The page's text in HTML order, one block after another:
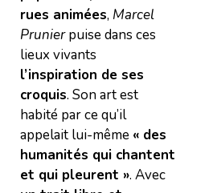
rues animées, Marcel
Prunierpuise dans ces
lieux vivants
l’inspiration de ses
croquis. Son art est
habité par ce qu’il
appelait lui-même « des
humanités qui chantent
et qui pleurent ». Avec